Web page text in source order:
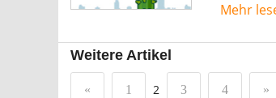
Mehr
Weitere Artikel
« 1 2 3 4 »